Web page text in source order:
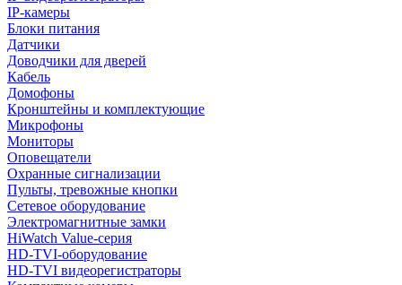
IP-камеры
Блоки питания
Датчики
Доводчики для дверей
Кабель
Домофоны
Кронштейны и комплектующие
Микрофоны
Мониторы
Оповещатели
Охранные сигнализации
Пульты, тревожные кнопки
Сетевое оборудование
Электромагнитные замки
HiWatch Value-серия
HD-TVI-оборудование
HD-TVI видеорегистраторы